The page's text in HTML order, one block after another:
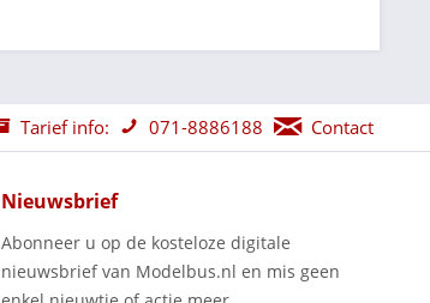
Tarief info: 071-8886188 Contact
Nieuwsbrief
Abonneer u op de kosteloze digitale
nieuwsbrief van Modelbus.nl en mis geen